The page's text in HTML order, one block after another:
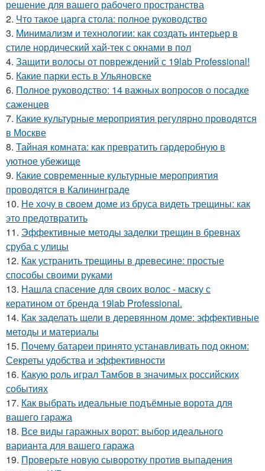
решение для вашего рабочего пространства
2. Что такое царга стола: полное руководство
3. Минимализм и технологии: как создать интерьер в
стиле нордический хай-тек с окнами в пол
4. Защити волосы от повреждений с 19lab Professional!
5. Какие парки есть в Ульяновске
6. Полное руководство: 14 важных вопросов о посадке
саженцев
7. Какие культурные мероприятия регулярно проводятся
в Москве
8. Тайная комната: как превратить гардеробную в
уютное убежище
9. Какие современные культурные мероприятия
проводятся в Калининграде
10. Не хочу в своем доме из бруса видеть трещины: как
это предотвратить
11. Эффективные методы заделки трещин в бревнах
сруба с улицы
12. Как устранить трещины в древесине: простые
способы своими руками
13. Нашла спасение для своих волос - маску с
кератином от бренда 19lab Professional.
14. Как заделать щели в деревянном доме: эффективные
методы и материалы
15. Почему батареи принято устанавливать под окном:
Секреты удобства и эффективности
16. Какую роль играл Тамбов в значимых российских
событиях
17. Как выбрать идеальные подъёмные ворота для
вашего гаража
18. Все виды гаражных ворот: выбор идеального
варианта для вашего гаража
19. Проверьте новую сыворотку против выпадения